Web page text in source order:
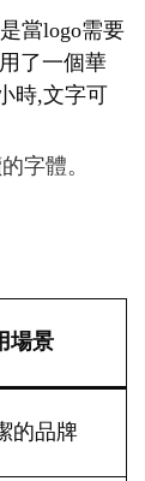
當logo需要
了一個華
時,文字可
字體。
場景
的品牌